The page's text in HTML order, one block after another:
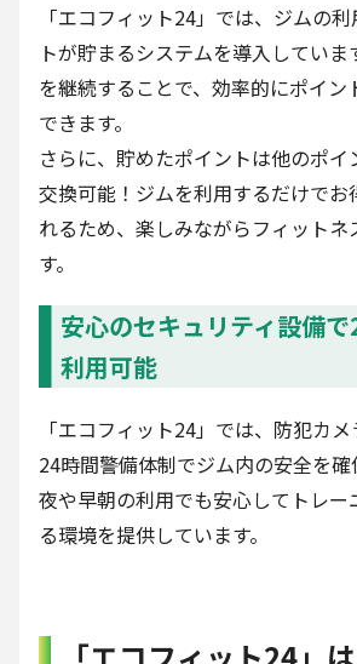
「エコフィット24」では、ジムの
トが貯まるシステムを導入してい
を継続することで、効率的にポイン
できます。
さらに、貯めたポイントは他のポイ
交換可能！ジムを利用するだけでお
れるため、楽しみながらフィットネ
す。
安心のセキュリティ設備
利用可能
「エコフィット24」では、防犯カ
24時間警備体制でジム内の安全を
夜や早朝の利用でも安心してトレー
る環境を提供しています。